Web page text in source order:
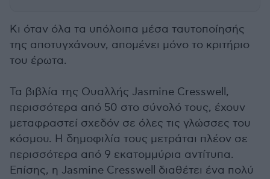
Κι όταν όλα τα υπόλοιπα μέσα ταυτοποίησής
της αποτυγχάνουν, απομένει μόνο το κριτήριο
του έρωτα.
Τα βιβλία της Ουαλλής Jasmine Cresswell,
περισσότερα από 50 στο σύνολό τους, έχουν
μεταφραστεί σχεδόν σε όλες τις γλώσσες του
κόσμου. Η δημοφιλία τους μετράται πλέον σε
περισσότερα από 9 εκατομμύρια αντίτυπα.
Επίσης, η Jasmine Cresswell διαθέτει ένα πολύ